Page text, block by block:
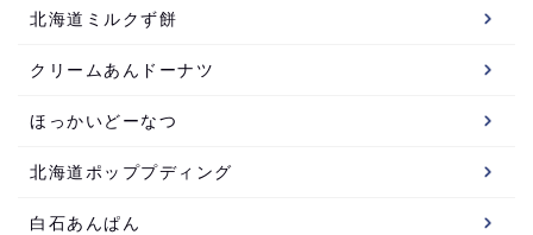
北海道ミルクず餅
クリームあんドーナツ
ほっかいどーなつ
北海道ポッププディング
白石あんぱん